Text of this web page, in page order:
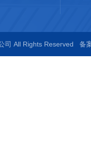
司 All Rights Reserved 备